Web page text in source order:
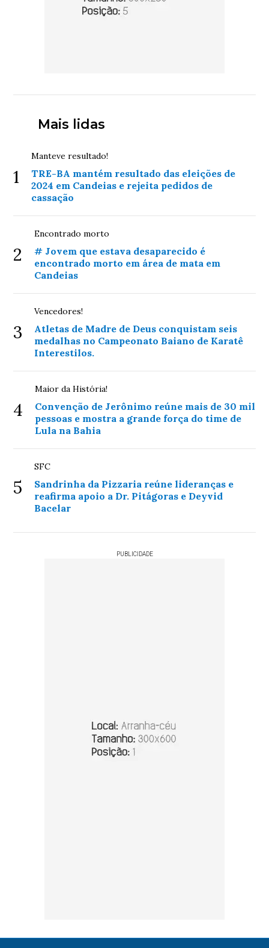
Mais lidas
1
Manteve resultado!
TRE-BA mantém resultado das eleições de
2024 em Candeias e rejeita pedidos de
cassação
2
Encontrado morto
# Jovem que estava desaparecido é
encontrado morto em área de mata em
Candeias
3
Vencedores!
Atletas de Madre de Deus conquistam seis
medalhas no Campeonato Baiano de Karatê
Interestilos.
4
Maior da História!
Convenção de Jerônimo reúne mais de 30 mil
pessoas e mostra a grande força do time de
Lula na Bahia
5
SFC
Sandrinha da Pizzaria reúne lideranças e
reafirma apoio a Dr. Pitágoras e Deyvid
Bacelar
PUBLICIDADE